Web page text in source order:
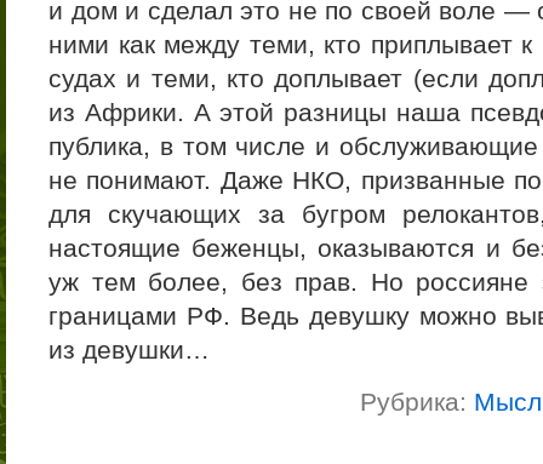
и дом и сделал это не по своей воле
ними как между теми, кто приплывает
судах и теми, кто доплывает (если
из Африки. А этой разницы наша
публика, в том числе и
не понимают. Даже НКО, призванные
для скучающих за бугром
настоящие беженцы, оказываются и
уж тем более, без прав. Но россияне
границами РФ. Ведь девушку можно
из девушки…
Рубрика: